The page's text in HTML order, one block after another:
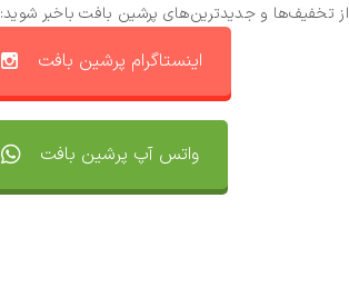
از تخفیف‌ها و جدیدترین‌های پرشین بافت باخبر شوید:
اینستاگرام پرشین بافت
واتس آپ پرشین بافت